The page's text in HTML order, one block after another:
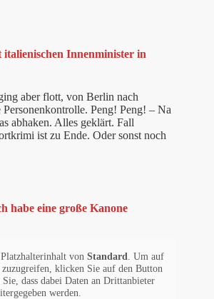
Innenminister in
aber flott, von Berlin nach
Peng! Peng! – Na
abhaken. Alles geklärt. Fall
ist zu Ende. Oder sonst noch
habe eine große Kanone
Platzhalterinhalt von Standard
. Um auf
klicken Sie auf den Button
dass dabei Daten an Drittanbieter
werden.